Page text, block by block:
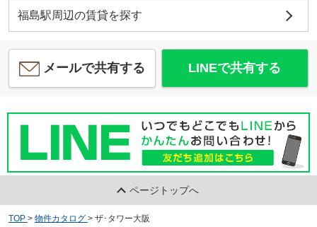
福島駅周辺の賃貸を探す
メールで共有する LINEで共有する
ページトップへ
TOP > 物件カタログ > ザ･タワー大阪